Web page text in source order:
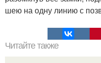
шею на одну линию с
Читайте также